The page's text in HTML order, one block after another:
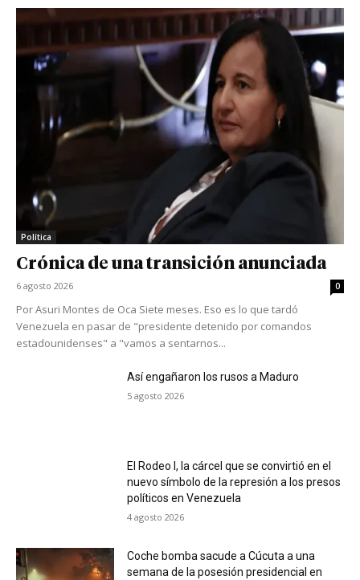
Política
Crónica de una transición anunciada
6 agosto 2026 0
Por Asuri Montes de Oca Siete meses. Eso es lo que tardó
Venezuela en pasar de "presidente detenido por comandos
estadounidenses" a "vamos a sentarnos...
Así engañaron los rusos a Maduro
5 agosto 2026
El Rodeo I, la cárcel que se convirtió en el
nuevo símbolo de la represión a los presos
políticos en Venezuela
4 agosto 2026
Coche bomba sacude a Cúcuta a una
semana de la posesión presidencial en